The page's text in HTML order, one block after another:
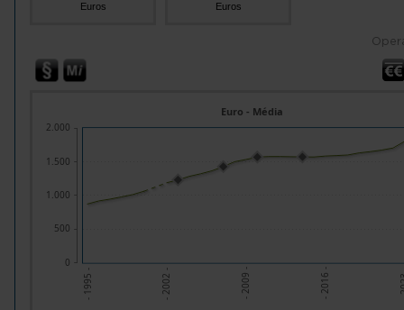
Euros Euros
- 1995 - - 2002 - - 2009 - - 2016 - -
Euro - Média
0
500
1.000
1.500
2.000